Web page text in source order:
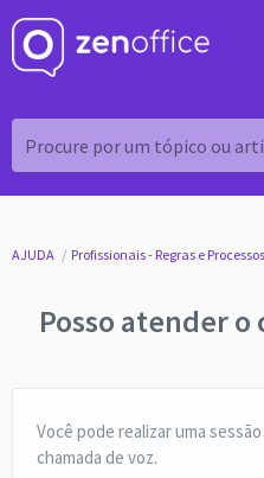
Procure por um tópico ou
AJUDA Profissionais - Regras e Processos
Posso atender
Você pode realizar uma
chamada de voz.